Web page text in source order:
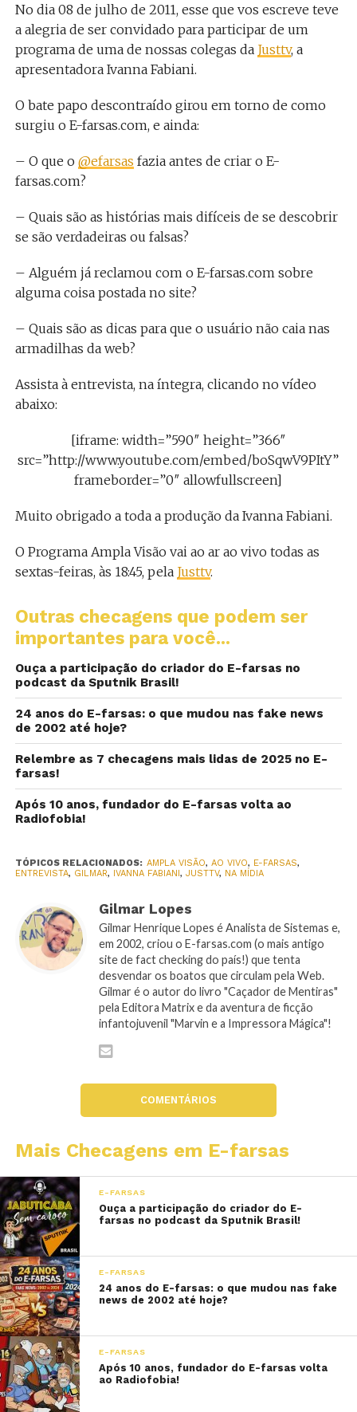
No dia 08 de julho de 2011, esse que vos escreve teve
a alegria de ser convidado para participar de um
programa de uma de nossas colegas da Justtv, a
apresentadora Ivanna Fabiani.
O bate papo descontraído girou em torno de como
surgiu o E-farsas.com, e ainda:
– O que o @efarsas fazia antes de criar o E-
farsas.com?
– Quais são as histórias mais difíceis de se descobrir
se são verdadeiras ou falsas?
– Alguém já reclamou com o E-farsas.com sobre
alguma coisa postada no site?
– Quais são as dicas para que o usuário não caia nas
armadilhas da web?
Assista à entrevista, na íntegra, clicando no vídeo
abaixo:
[iframe: width=”590″ height=”366″
src=”http://www.youtube.com/embed/boSqwV9PItY”
frameborder=”0″ allowfullscreen]
Muito obrigado a toda a produção da Ivanna Fabiani.
O Programa Ampla Visão vai ao ar ao vivo todas as
sextas-feiras, às 18:45, pela Justtv.
Outras checagens que podem ser
importantes para você...
Ouça a participação do criador do E-farsas no
podcast da Sputnik Brasil!
24 anos do E-farsas: o que mudou nas fake news
de 2002 até hoje?
Relembre as 7 checagens mais lidas de 2025 no E-
farsas!
Após 10 anos, fundador do E-farsas volta ao
Radiofobia!
TÓPICOS RELACIONADOS: AMPLA VISÃO, AO VIVO, E-FARSAS,
ENTREVISTA, GILMAR, IVANNA FABIANI, JUSTTV, NA MÍDIA
Gilmar Lopes
Gilmar Henrique Lopes é Analista de Sistemas e,
em 2002, criou o E-farsas.com (o mais antigo
site de fact checking do país!) que tenta
desvendar os boatos que circulam pela Web.
Gilmar é o autor do livro "Caçador de Mentiras"
pela Editora Matrix e da aventura de ficção
infantojuvenil "Marvin e a Impressora Mágica"!
COMENTÁRIOS
Mais Checagens em E-farsas
E-FARSAS
Ouça a participação do criador do E-
farsas no podcast da Sputnik Brasil!
E-FARSAS
24 anos do E-farsas: o que mudou nas fake
news de 2002 até hoje?
E-FARSAS
Após 10 anos, fundador do E-farsas volta
ao Radiofobia!